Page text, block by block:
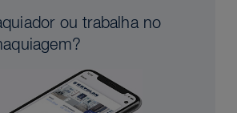
ou trabalha no